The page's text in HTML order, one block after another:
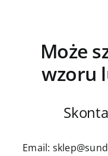
Może
wzoru
Email: